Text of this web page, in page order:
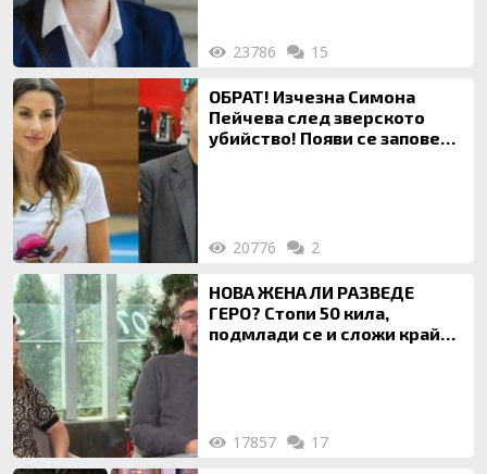
23786 15
ОБРАТ! Изчезна Симона
Пейчева след зверското
убийство! Появи се заповед
20776 2
НОВА ЖЕНА ЛИ РАЗВЕДЕ
ГЕРО? Стопи 50 кила,
подмлади се и сложи край
17857 17